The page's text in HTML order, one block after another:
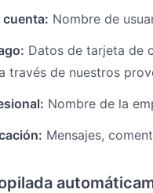
cuenta: Nombre de
Datos de tarjeta de
través de nuestros
Nombre de la
Mensajes,